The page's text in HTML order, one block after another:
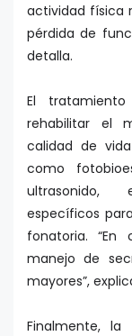
actividad física
pérdida de
detalla.
El
rehabilitar el
calidad de
como
ultrasonido,
específicos
fonatoria. “En
manejo de
mayores”,
Finalmente,